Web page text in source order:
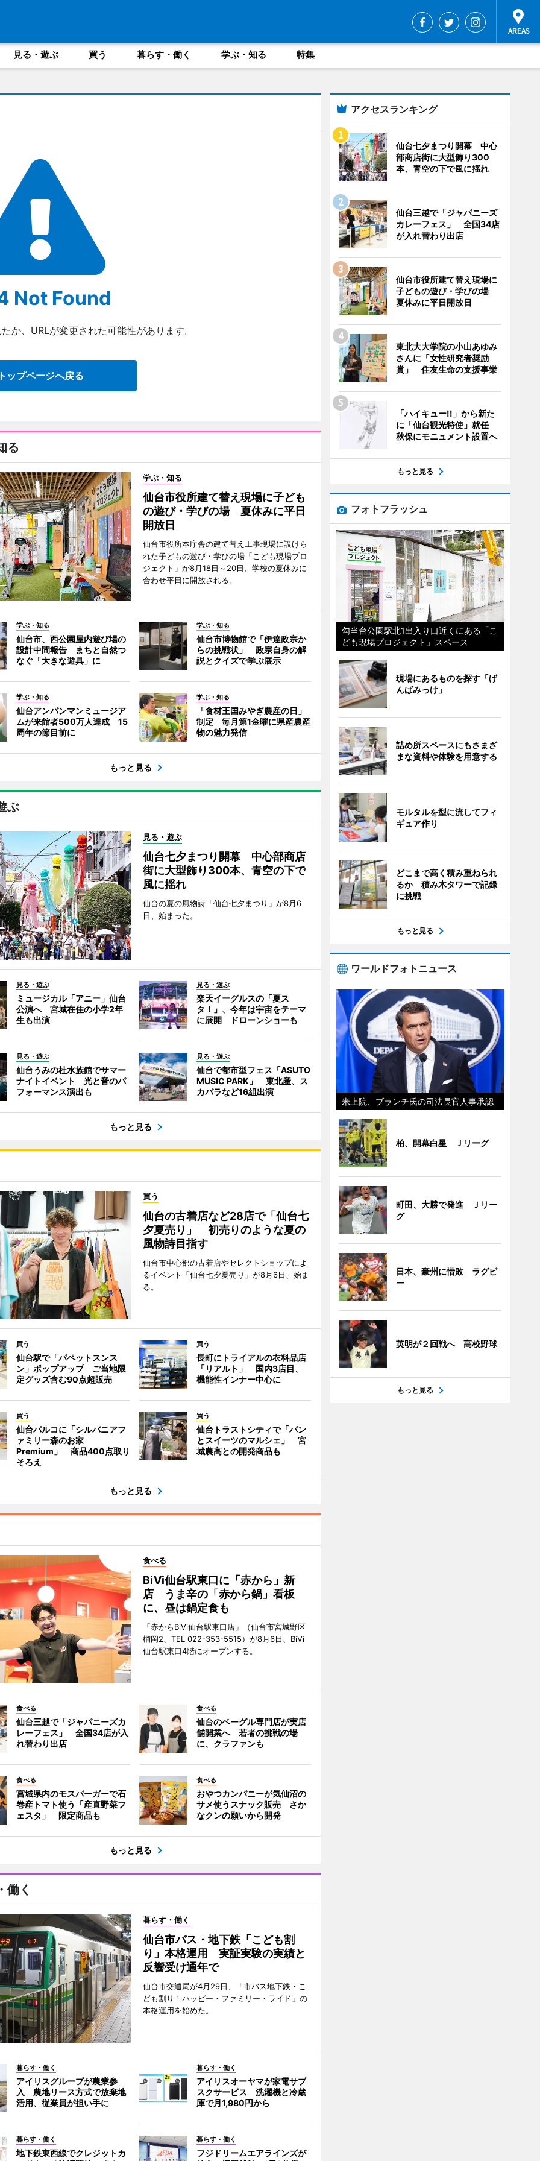
見る・遊ぶ 買う 暮らす・働く 学ぶ・知る 特集
Not Found
か、URLが変更された可能性があります。
ップページへ戻る
る
学ぶ・知る
仙台市役所建て替え現場に子ども
の遊び・学びの場 夏休みに平日
開放日
仙台市役所本庁舎の建て替え工事現場に設けら
れた子どもの遊び・学びの場「こども現場プロ
ジェクト」が8月18日～20日、学校の夏休みに
合わせ平日に開放される。
学ぶ・知る
仙台市、西公園屋内遊び場の
設計中間報告 まちと自然つ
なぐ「大きな遊具」に
学ぶ・知る
仙台市博物館で「伊達政宗か
らの挑戦状」 政宗自身の解
説とクイズで学ぶ展示
学ぶ・知る
仙台アンパンマンミュージア
ムが来館者500万人達成 15
周年の節目前に
学ぶ・知る
「食材王国みやぎ農産の日」
制定 毎月第1金曜に県産農産
物の魅力発信
もっと見る
ぶ
見る・遊ぶ
仙台七夕まつり開幕 中心部商店
街に大型飾り300本、青空の下で
風に揺れ
仙台の夏の風物詩「仙台七夕まつり」が8月6
日、始まった。
見る・遊ぶ
ミュージカル「アニー」仙台
公演へ 宮城在住の小学2年
生も出演
見る・遊ぶ
楽天イーグルスの「夏ス
タ！」、今年は宇宙をテーマ
に展開 ドローンショーも
見る・遊ぶ
仙台うみの杜水族館でサマー
ナイトイベント 光と音のパ
フォーマンス演出も
見る・遊ぶ
仙台で都市型フェス「ASUTO
MUSIC PARK」 東北産、ス
カパラなど16組出演
もっと見る
買う
仙台の古着店など28店で「仙台七
夕夏売り」 初売りのような夏の
風物詩目指す
仙台市中心部の古着店やセレクトショップによ
るイベント「仙台七夕夏売り」が8月6日、始ま
る。
買う
仙台駅で「パペットスンス
ン」ポップアップ ご当地限
定グッズ含む90点超販売
買う
長町にトライアルの衣料品店
「リアルト」 国内3店目、
機能性インナー中心に
買う
仙台パルコに「シルバニアフ
ァミリー森のお家
Premium」 商品400点取り
そろえ
買う
仙台トラストシティで「パン
とスイーツのマルシェ」 宮
城農高との開発商品も
もっと見る
食べる
BiVi仙台駅東口に「赤から」新
店 うま辛の「赤から鍋」看板
に、昼は鍋定食も
「赤からBiVi仙台駅東口店」（仙台市宮城野区
榴岡2、TEL 022-353-5515）が8月6日、BiVi
仙台駅東口4階にオープンする。
食べる
仙台三越で「ジャパニーズカ
レーフェス」 全国34店が入
れ替わり出店
食べる
仙台のベーグル専門店が実店
舗開業へ 若者の挑戦の場
に、クラファンも
食べる
宮城県内のモスバーガーで石
巻産トマト使う「産直野菜フ
ェスタ」 限定商品も
食べる
おやつカンパニーが気仙沼の
サメ使うスナック販売 さか
なクンの願いから開発
もっと見る
働く
暮らす・働く
仙台市バス・地下鉄「こども割
り」本格運用 実証実験の実績と
反響受け通年で
仙台市交通局が4月29日、「市バス地下鉄・こ
ども割り！ハッピー・ファミリー・ライド」の
本格運用を始めた。
暮らす・働く
アイリスグループが農業参
入 農地リース方式で放棄地
活用、従業員が担い手に
暮らす・働く
アイリスオーヤマが家電サブ
スクサービス 洗濯機と冷蔵
庫で月1,980円から
暮らす・働く
地下鉄東西線でクレジットカ
暮らす・働く
フジドリームエアラインズが
アクセスランキング
仙台七夕まつり開幕 中心
部商店街に大型飾り300
本、青空の下で風に揺れ
仙台三越で「ジャパニーズ
カレーフェス」 全国34店
が入れ替わり出店
仙台市役所建て替え現場に
子どもの遊び・学びの場
夏休みに平日開放日
東北大大学院の小山あゆみ
さんに「女性研究者奨励
賞」 住友生命の支援事業
「ハイキュー!!」から新た
に「仙台観光特使」就任
秋保にモニュメント設置へ
もっと見る
フォトフラッシュ
勾当台公園駅北1出入り口近くにある「こ
ども現場プロジェクト」スペース
現場にあるものを探す「げ
んばみっけ」
詰め所スペースにもさまざ
まな資料や体験を用意する
モルタルを型に流してフィ
ギュア作り
どこまで高く積み重ねられ
るか 積み木タワーで記録
に挑戦
もっと見る
ワールドフォトニュース
米上院、ブランチ氏の司法長官人事承認
柏、開幕白星 Ｊリーグ
町田、大勝で発進 Ｊリー
グ
日本、豪州に惜敗 ラグビ
ー
英明が２回戦へ 高校野球
もっと見る